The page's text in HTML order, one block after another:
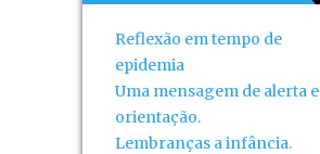
Reflexão em tempo de
epidemia
Uma mensagem de alerta e
orientação.
Lembranças a infância.